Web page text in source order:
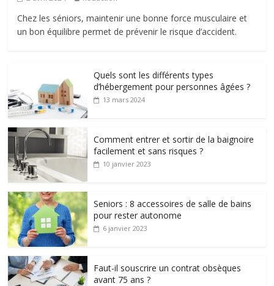
Chez les séniors, maintenir une bonne force musculaire et
un bon équilibre permet de prévenir le risque d’accident.
Quels sont les différents types
d’hébergement pour personnes âgées ?
13 mars 2024
Comment entrer et sortir de la baignoire
facilement et sans risques ?
10 janvier 2023
Seniors : 8 accessoires de salle de bains
pour rester autonome
6 janvier 2023
Faut-il souscrire un contrat obsèques
avant 75 ans ?